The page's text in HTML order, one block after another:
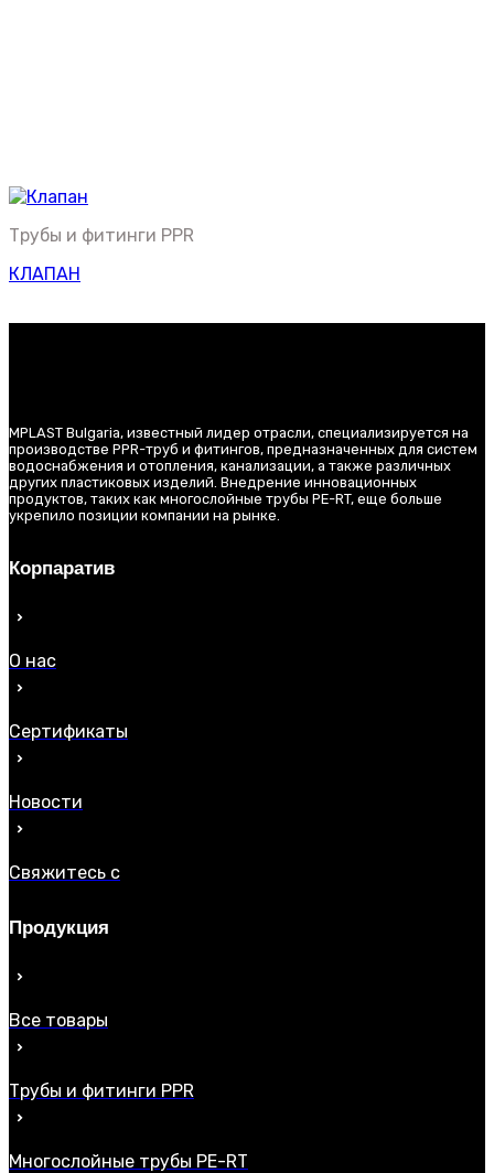
Трубы и фитинги PPR
КЛАПАН
MPLAST Bulgaria, известный лидер отрасли, специализируется на
производстве PPR-труб и фитингов, предназначенных для систем
водоснабжения и отопления, канализации, а также различных
других пластиковых изделий. Внедрение инновационных
продуктов, таких как многослойные трубы PE-RT, еще больше
укрепило позиции компании на рынке.
Корпаратив
О нас
Сертификаты
Новости
Свяжитесь с
Продукция
Все товары
Трубы и фитинги PPR
Многослойные трубы PE-RT